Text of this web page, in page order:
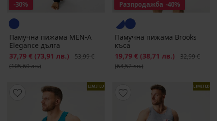
-30%
Памучна пижама MEN-A
Elegance дълга
Намаление
37,79 € (73,91 лв.) Първоначална цена
53,99 €
(105,60 лв.)
Разпродажба -40%
Памучна пижама Brooks
къса
Намаление
19,79 € (38,71 лв.)
32,99 €
(64,52 лв.)
LIMITED LIMITED